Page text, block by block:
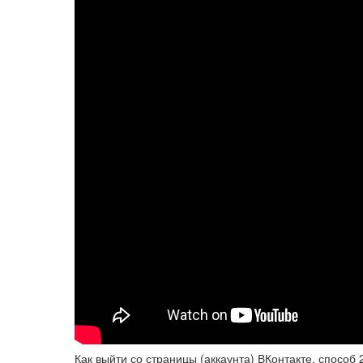
Как выйти со страницы (аккаунта) ВКонтакте, способ